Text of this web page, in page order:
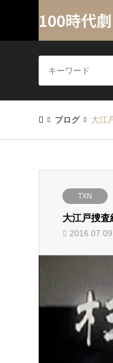
100時代
ブログ 大江
TXN
大江戸捜査